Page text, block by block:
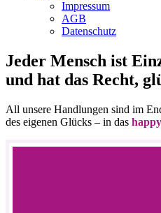
Impressum
AGB
Datenschutz
Jeder Mensch ist
und hat das Recht,
All unsere Handlungen sind im
des eigenen Glücks – in das happy